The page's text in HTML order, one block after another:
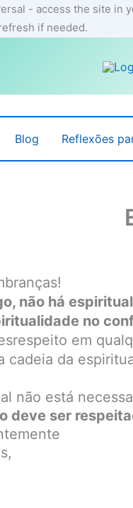
- access the site in
if needed.
Blog Reflexões
não há
no
em
cadeia da
não está
deve ser